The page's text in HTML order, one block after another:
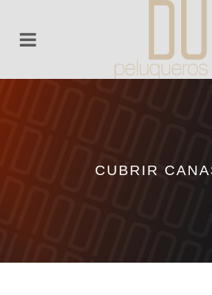
CUBRIR